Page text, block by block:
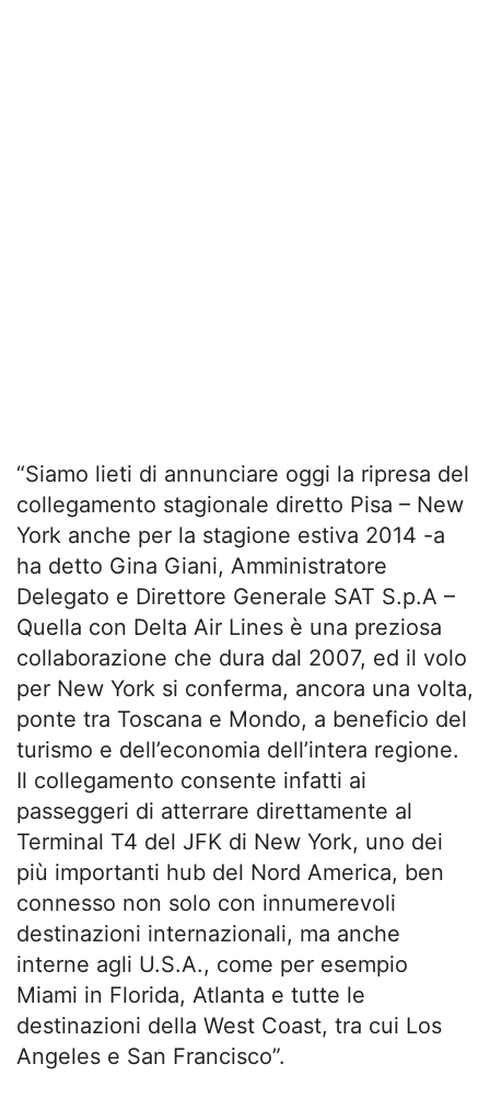
“Siamo lieti di annunciare oggi la ripresa del
collegamento stagionale diretto Pisa – New
York anche per la stagione estiva 2014 -a
ha detto Gina Giani, Amministratore
Delegato e Direttore Generale SAT S.p.A –
Quella con Delta Air Lines è una preziosa
collaborazione che dura dal 2007, ed il volo
per New York si conferma, ancora una volta,
ponte tra Toscana e Mondo, a beneficio del
turismo e dell’economia dell’intera regione.
Il collegamento consente infatti ai
passeggeri di atterrare direttamente al
Terminal T4 del JFK di New York, uno dei
più importanti hub del Nord America, ben
connesso non solo con innumerevoli
destinazioni internazionali, ma anche
interne agli U.S.A., come per esempio
Miami in Florida, Atlanta e tutte le
destinazioni della West Coast, tra cui Los
Angeles e San Francisco”.